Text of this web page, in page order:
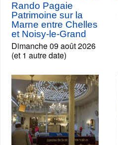
Rando Pagaie
Patrimoine sur la
Marne entre Chelles
et Noisy-le-Grand
Dimanche 09 août 2026
(et 1 autre date)